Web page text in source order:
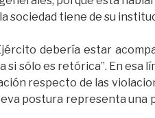
sociedad tiene de su
debería estar
sólo es retórica”. En esa
respecto de las
postura representa una